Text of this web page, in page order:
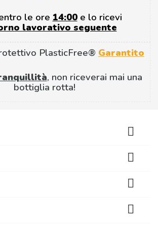
le ore 14:00e lo ricevi
lavorativo seguente
PlasticFree® Garantito
, non riceverai mai una
bottiglia rotta!



